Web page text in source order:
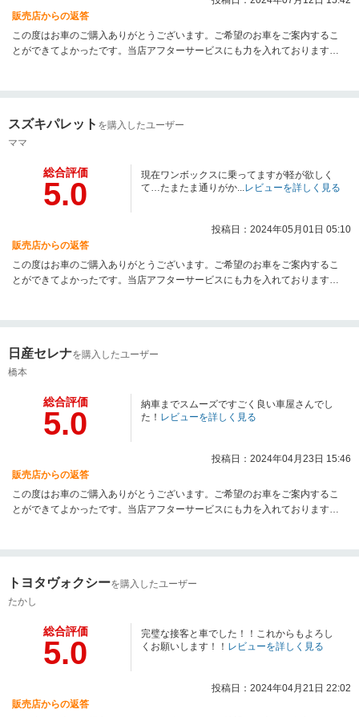
販売店からの返答
この度はお車のご購入ありがとうございます。ご希望のお車をご案内するこ
とができてよかったです。当店アフターサービスにも力を入れております。
スズキパレット を購入したユーザー
ママ
総合評価
5.0
現在ワンボックスに乗ってますが軽が欲しく
て…たまたま通りがか...レビューを詳しく見る
投稿日：2024年05月01日 05:10
販売店からの返答
この度はお車のご購入ありがとうございます。ご希望のお車をご案内するこ
とができてよかったです。当店アフターサービスにも力を入れております。
日産セレナを購入したユーザー
橋本
総合評価
5.0
納車までスムーズですごく良い車屋さんでし
た！ レビューを詳しく見る
投稿日：2024年04月23日 15:46
販売店からの返答
この度はお車のご購入ありがとうございます。ご希望のお車をご案内するこ
とができてよかったです。当店アフターサービスにも力を入れております。
トヨタヴォクシーを購入したユーザー
たかし
総合評価
5.0
完璧な接客と車でした！！これからもよろし
くお願いします！！ レビューを詳しく見る
投稿日：2024年04月21日 22:02
販売店からの返答